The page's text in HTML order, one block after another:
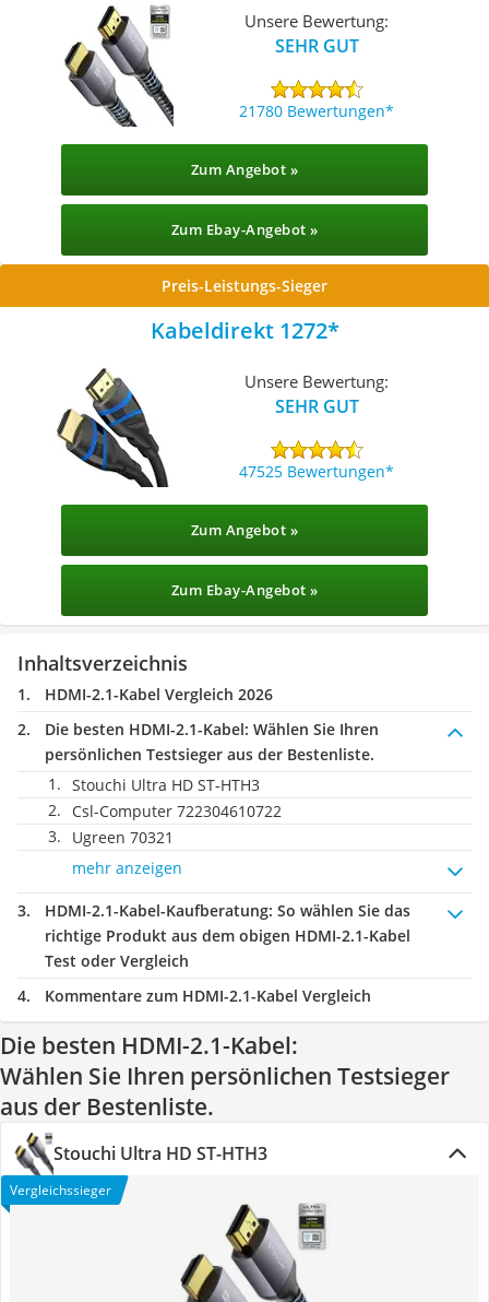
Unsere Bewertung:
SEHR GUT
21780 Bewertungen
Zum Angebot »
Zum Ebay-Angebot »
Preis-Leistungs-Sieger
Kabeldirekt 1272
Unsere Bewertung:
SEHR GUT
47525 Bewertungen
Zum Angebot »
Zum Ebay-Angebot »
Inhaltsverzeichnis
HDMI-2.1-Kabel Vergleich 2026
Die besten HDMI-2.1-Kabel: Wählen Sie Ihren
persönlichen Testsieger aus der Bestenliste.
Stouchi Ultra HD ST-HTH3
Csl-Computer 722304610722
Ugreen 70321
mehr anzeigen
HDMI-2.1-Kabel-Kaufberatung: So wählen Sie das
richtige Produkt aus dem obigen HDMI-2.1-Kabel
Test oder Vergleich
Kommentare zum HDMI-2.1-Kabel Vergleich
Die besten HDMI-2.1-Kabel:
Wählen Sie Ihren persönlichen Testsieger
aus der Bestenliste.
Stouchi Ultra HD ST-HTH3
Vergleichssieger